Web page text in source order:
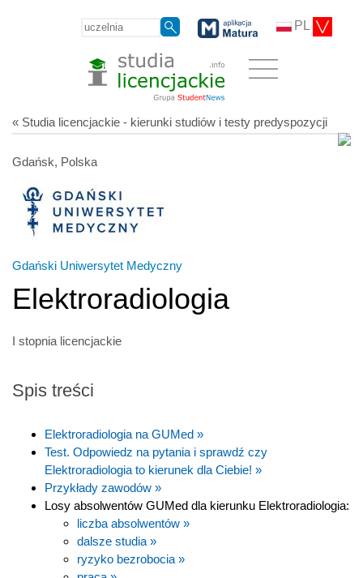
PL
« Studia licencjackie - kierunki studiów i testy predyspozycji
Gdańsk, Polska
Gdański Uniwersytet Medyczny
Elektroradiologia
I stopnia licencjackie
Spis treści
Elektroradiologia na GUMed »
Test. Odpowiedz na pytania i sprawdź czy
Elektroradiologia to kierunek dla Ciebie! »
Przykłady zawodów »
Losy absolwentów GUMed dla kierunku Elektroradiologia:
liczba absolwentów »
dalsze studia »
ryzyko bezrobocia »